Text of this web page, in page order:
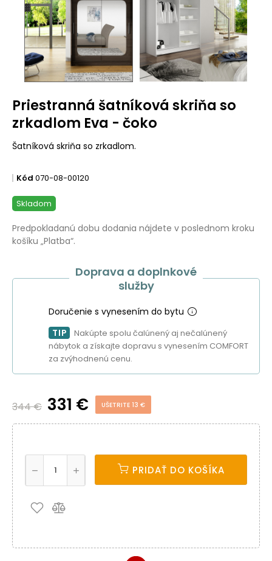
Priestranná šatníková skriňa so
zrkadlom Eva - čoko
Šatníková skriňa so zrkadlom.
Kód 070-08-00120
Skladom
Predpokladanú dobu dodania nájdete v poslednom kroku
košíku „Platba“.
Doprava a doplnkové
služby
Doručenie s vynesením do bytu
TIP
Nakúpte spolu čalúnený aj nečalúnený
nábytok a získajte dopravu s vynesením COMFORT
za zvýhodnenú cenu.
344 € 331 € UŠETRITE 13 €
PRIDAŤ DO KOŠÍKA